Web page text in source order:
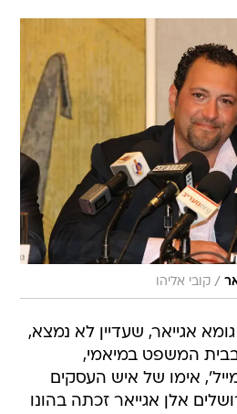
/ קובי אליהו
אגייאר, שעדיין לא נמצא,
המשפט במיאמי,
אימו של איש העסקים
אלן אגייאר זכתה בהונו